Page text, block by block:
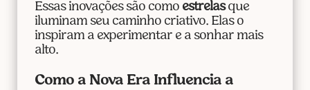
Essas inovações são como estrelasque
iluminam seu caminho criativo. Elas o
inspiram a experimentar e a sonhar mais
alto.
Como a Nova Era Influencia a